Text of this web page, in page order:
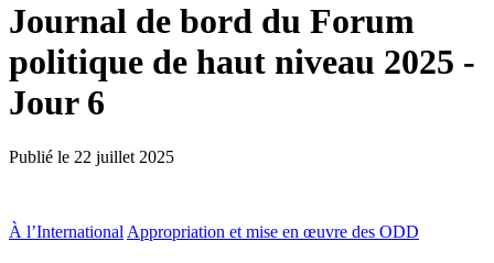
Journal de bord du Forum
politique de haut niveau 2025 -
Jour 6
Publié le 22 juillet 2025
À l’International Appropriation et mise en œuvre des ODD